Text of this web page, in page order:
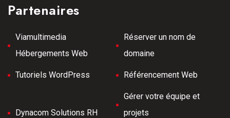
Partenaires
Viamultimedia
Hébergements Web
Réserver un nom de
domaine
Tutoriels WordPress Référencement Web
Dynacom Solutions RH
Gérer votre équipe et
projets